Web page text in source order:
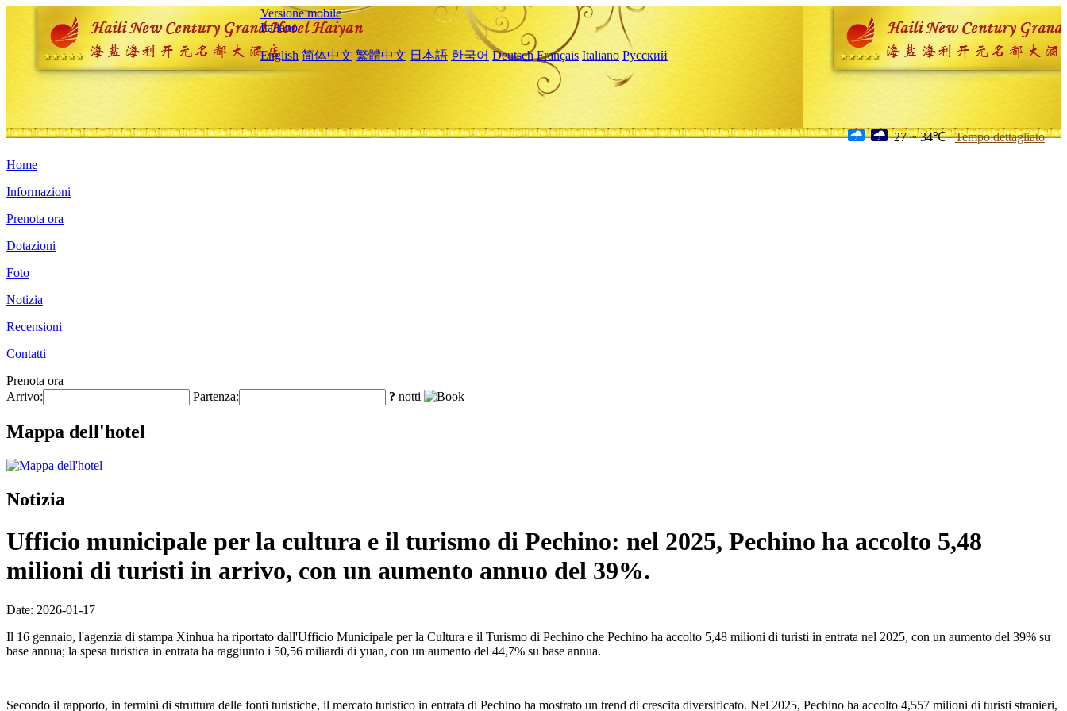
Versione mobile
Italiano
English 简体中文 繁體中文 日本語 한국어 Deutsch Français Italiano Русский
27 ~ 34℃ Tempo dettagliato
Home
Informazioni
Prenota ora
Dotazioni
Foto
Notizia
Recensioni
Contatti
Prenota ora
Arrivo:
Partenza: ? notti
Mappa dell'hotel
Notizia
Ufficio municipale per la cultura e il turismo di Pechino: nel 2025, Pechino ha accolto 5,48
milioni di turisti in arrivo, con un aumento annuo del 39%.
Date: 2026-01-17
Il 16 gennaio, l'agenzia di stampa Xinhua ha riportato dall'Ufficio Municipale per la Cultura e il Turismo di Pechino che Pechino ha accolto 5,48 milioni di turisti in entrata nel 2025, con un aumento del 39% su
base annua; la spesa turistica in entrata ha raggiunto i 50,56 miliardi di yuan, con un aumento del 44,7% su base annua.
Secondo il rapporto, in termini di struttura delle fonti turistiche, il mercato turistico in entrata di Pechino ha mostrato un trend di crescita diversificato. Nel 2025, Pechino ha accolto 4,557 milioni di turisti stranieri,